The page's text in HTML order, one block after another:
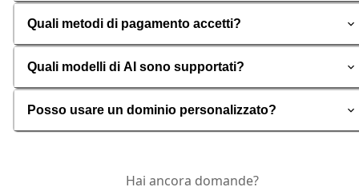
Quali metodi di pagamento accetti?
Quali modelli di AI sono supportati?
Posso usare un dominio personalizzato?
Hai ancora domande?